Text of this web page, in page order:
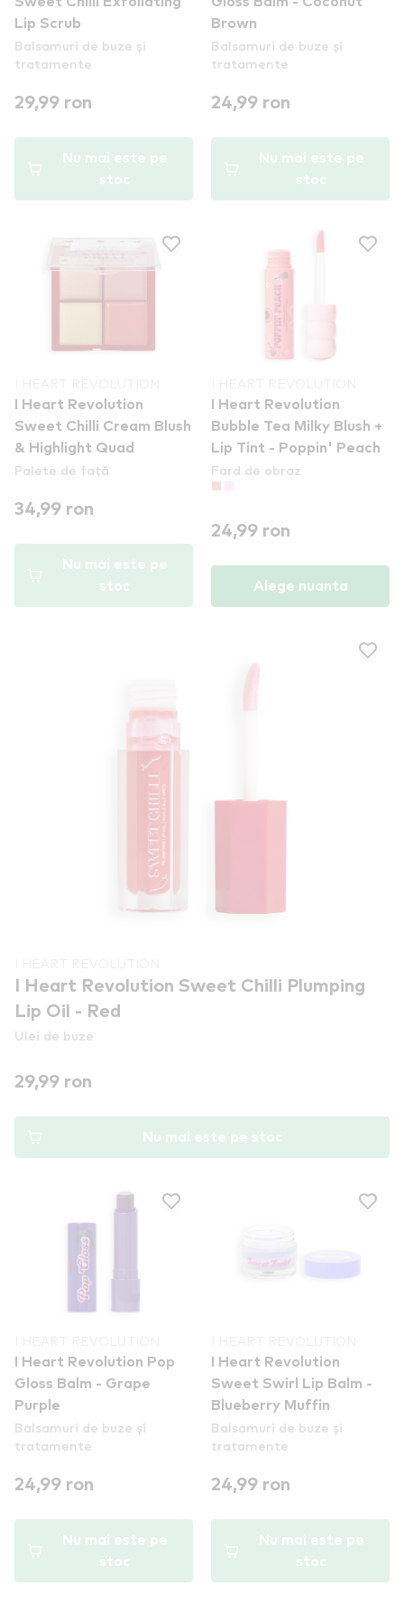
Lip Scrub
Balsamuri de buze și
tratamente
29,99 ron
Nu mai este pe
stoc
Brown
Balsamuri de buze și
tratamente
24,99 ron
Nu mai este pe
stoc
I Heart Revolution
Sweet Chilli Cream Blush
& Highlight Quad
Palete de față
34,99 ron
Nu mai este pe
stoc
I Heart Revolution
Bubble Tea Milky Blush +
Lip Tint - Poppin' Peach
Fard de obraz
24,99 ron
Alege nuanta
I Heart Revolution Sweet Chilli Plumping
Lip Oil - Red
Ulei de buze
29,99 ron
Nu mai este pe stoc
I Heart Revolution Pop
Gloss Balm - Grape
Purple
Balsamuri de buze și
tratamente
24,99 ron
Nu mai este pe
stoc
I Heart Revolution
Sweet Swirl Lip Balm -
Blueberry Muffin
Balsamuri de buze și
tratamente
24,99 ron
Nu mai este pe
stoc